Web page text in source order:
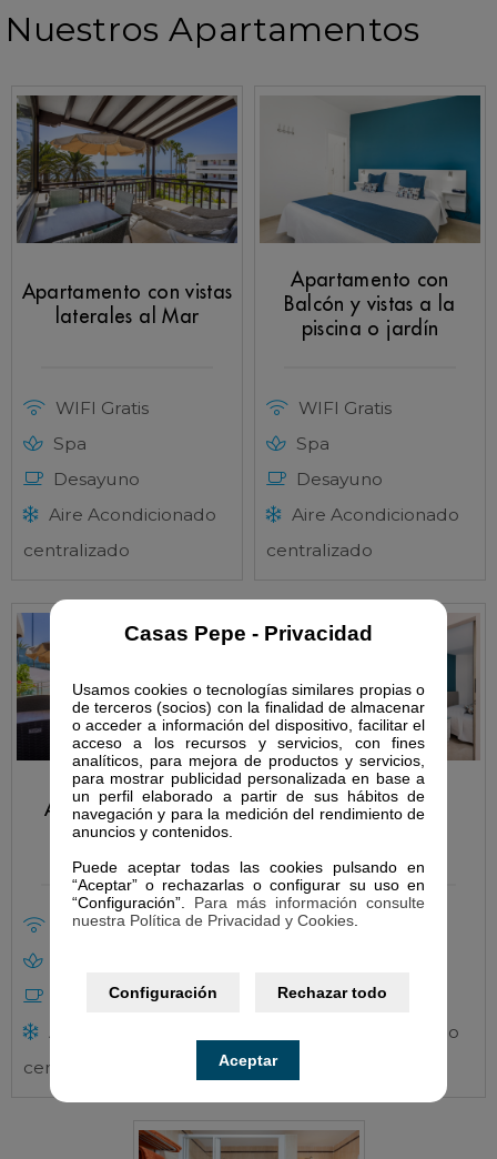
Casas Pepe - Privacidad
Usamos cookies o tecnologías similares propias o
de terceros (socios) con la finalidad de almacenar
o acceder a información del dispositivo, facilitar el
acceso a los recursos y servicios, con fines
analíticos, para mejora de productos y servicios,
para mostrar publicidad personalizada en base a
un perfil elaborado a partir de sus hábitos de
navegación y para la medición del rendimiento de
anuncios y contenidos.
Puede aceptar todas las cookies pulsando en
“Aceptar” o rechazarlas o configurar su uso en
“Configuración”. Para más información consulte
nuestra Política de Privacidad y Cookies.
Configuración Rechazar todo
Aceptar
Nuestros Apartamentos
Apartamento con vistas
laterales al Mar
WIFI Gratis
Spa
Desayuno
Aire Acondicionado
centralizado
Apartamento con
Balcón y vistas a la
piscina o jardín
WIFI Gratis
Spa
Desayuno
Aire Acondicionado
centralizado
Apartamentos con
Terraza
WIFI Gratis
Desayuno
Aire Acondicionado
centralizado
Junior Suite
WIFI Gratis
Desayuno
Aire Acondicionado
centralizado